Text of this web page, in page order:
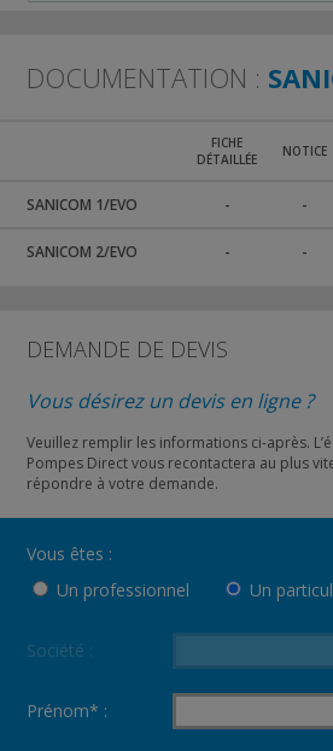
DOCUMENTATION :
FICHE
DÉTAILLÉE
NOTICE
SANICOM 1/EVO - -
SANICOM 2/EVO - -
DEMANDE DE DEVIS
Vous désirez un devis en ligne ?
Veuillez remplir les informations ci-après.
Pompes Direct vous recontactera au plus
répondre à votre demande.
Vous êtes :
Un professionnel
Un
Société :
Prénom* :